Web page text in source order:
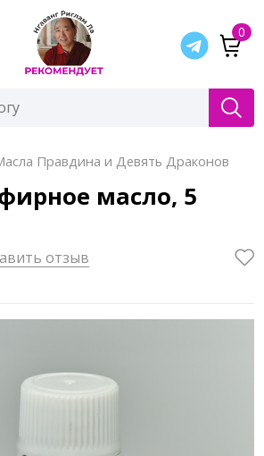
0
Правдина и Девять Драконов
масло, 5
отзыв